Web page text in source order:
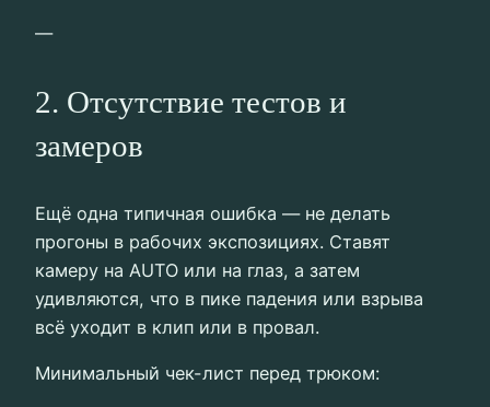
—
2. Отсутствие тестов и
замеров
Ещё одна типичная ошибка — не делать
прогоны в рабочих экспозициях. Ставят
камеру на AUTO или на глаз, а затем
удивляются, что в пике падения или взрыва
всё уходит в клип или в провал.
Минимальный чек-лист перед трюком: